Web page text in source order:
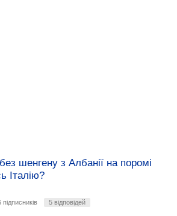
шенгену з Албанії на поромі
Італію?
підписників 5 відповідей